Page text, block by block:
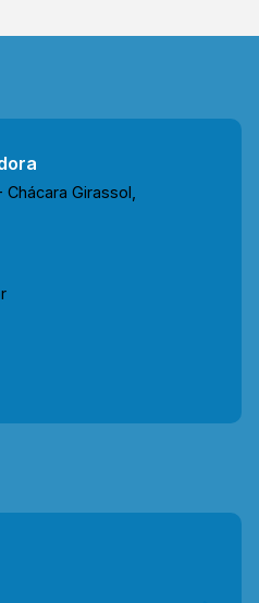
e valorização. 04
02 com banheiro
sendo 02
Dias. O entorno conta
o Formiguinhas, o
Unimed, a Drogaria Todo
-
Girassol,